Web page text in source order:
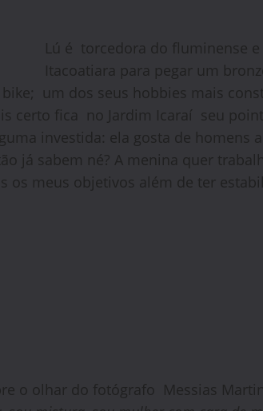
Lú é torcedora do fluminense
Itacoatiara para pegar um
um dos seus hobbies mais
certo fica no Jardim Icaraí seu
investida: ela gosta de homens
já sabem né? A menina quer
os meus objetivos além de ter
o olhar do fotógrafo Messias